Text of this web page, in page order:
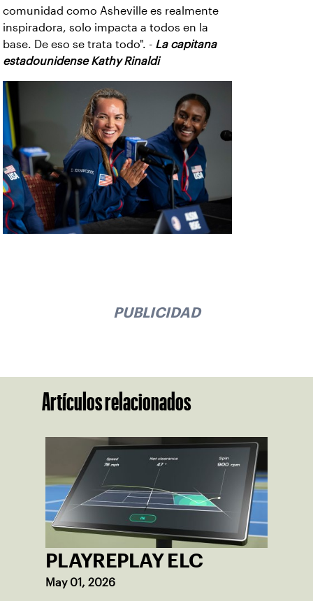
comunidad como Asheville es realmente
inspiradora, solo impacta a todos en la
base. De eso se trata todo". - La capitana
estadounidense Kathy Rinaldi
PUBLICIDAD
Artículos relacionados
PLAYREPLAY ELC
May 01, 2026